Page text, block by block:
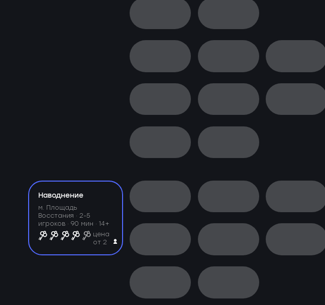
Наводнение
м. Площадь
Восстания ·2-5
игроков · 90 мин · 14+
цена
от 2